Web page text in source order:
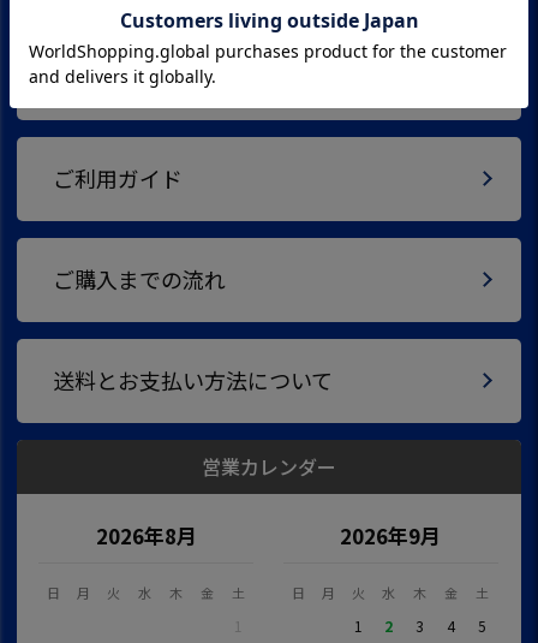
新規会員登録
ご利用ガイド
ご購入までの流れ
送料とお支払い方法について
営業カレンダー
2026年8月
日 月 火 水 木 金 土
1
2026年9月
日 月 火 水 木 金 土
1 2 3 4
5